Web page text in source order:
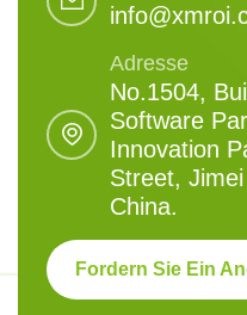
Adresse
No.1504,
Software
Innovation
Street,
China.
Fordern Sie Ein